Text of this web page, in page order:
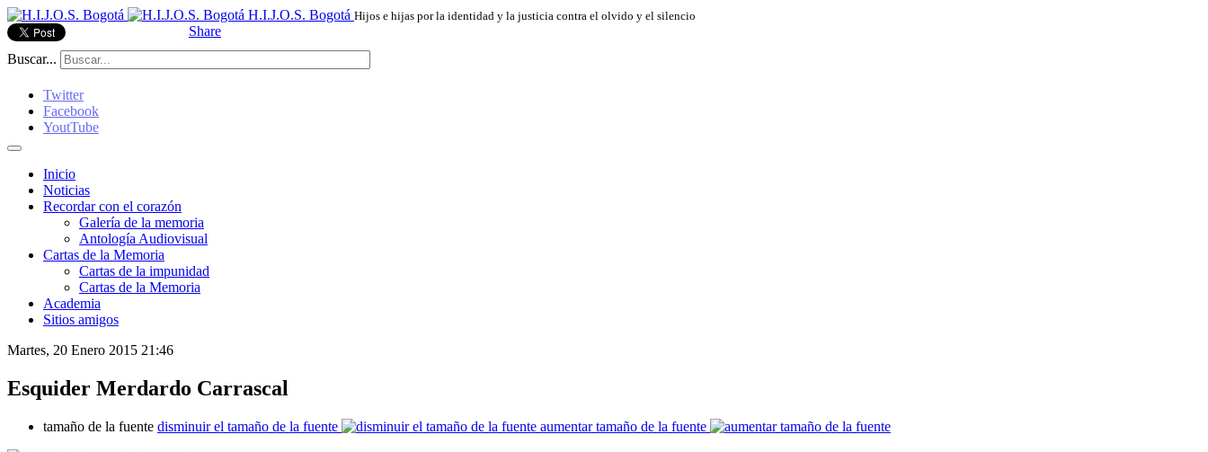
H.I.J.O.S. Bogotá Hijos e hijas por la identidad y la justicia contra el olvido y el silencio
Share
Buscar...
Twitter
Facebook
YoutTube
Inicio
Noticias
Recordar con el corazón
Galería de la memoria
Antología Audiovisual
Cartas de la Memoria
Cartas de la impunidad
Cartas de la Memoria
Academia
Sitios amigos
Martes, 20 Enero 2015 21:46
Esquider Merdardo Carrascal
tamaño de la fuente disminuir el tamaño de la fuente aumentar tamaño de la fuente